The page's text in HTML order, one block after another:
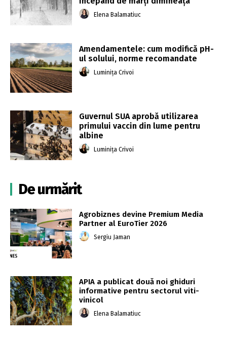
Elena Balamatiuc
Amendamentele: cum modifică pH-
ul solului, norme recomandate
Luminița Crivoi
Guvernul SUA aprobă utilizarea
primului vaccin din lume pentru
albine
Luminița Crivoi
De urmărit
Agrobiznes devine Premium Media
Partner al EuroTier 2026
Sergiu Jaman
APIA a publicat două noi ghiduri
informative pentru sectorul viti-
vinicol
Elena Balamatiuc